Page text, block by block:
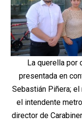
La querella por
presentada en
Sebastián Piñera;
el intendente
director de